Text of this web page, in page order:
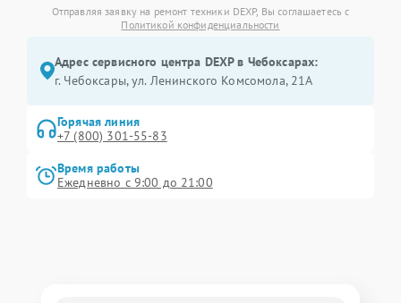
Отправляя заявку на ремонт техники DEXP, Вы соглашаетесь с
Политикой конфиденциальности
Адрес сервисного центра DEXP в Чебоксарах:
г. Чебоксары, ул. Ленинского Комсомола, 21А
Горячая линия
+7 (800) 301-55-83
Время работы
Ежедневно с 9:00 до 21:00